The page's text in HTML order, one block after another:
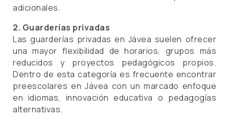
adicionales.
2. Guarderías privadas
Las guarderías privadas en Jávea suelen ofrecer
una mayor flexibilidad de horarios, grupos más
reducidos y proyectos pedagógicos propios.
Dentro de esta categoría es frecuente encontrar
preescolares en Jávea con un marcado enfoque
en idiomas, innovación educativa o pedagogías
alternativas.